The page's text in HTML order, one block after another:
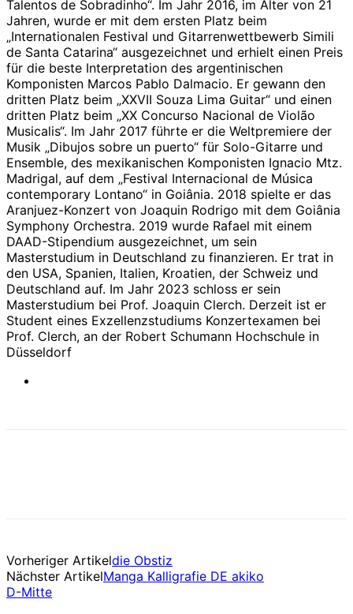
Talentos de Sobradinho“. Im Jahr 2016, im Alter von 21
Jahren, wurde er mit dem ersten Platz beim
„Internationalen Festival und Gitarrenwettbewerb Simili
de Santa Catarina“ ausgezeichnet und erhielt einen Preis
für die beste Interpretation des argentinischen
Komponisten Marcos Pablo Dalmacio. Er gewann den
dritten Platz beim „XXVII Souza Lima Guitar“ und einen
dritten Platz beim „XX Concurso Nacional de Violão
Musicalis“. Im Jahr 2017 führte er die Weltpremiere der
Musik „Dibujos sobre un puerto“ für Solo-Gitarre und
Ensemble, des mexikanischen Komponisten Ignacio Mtz.
Madrigal, auf dem „Festival Internacional de Música
contemporary Lontano“ in Goiânia. 2018 spielte er das
Aranjuez-Konzert von Joaquin Rodrigo mit dem Goiânia
Symphony Orchestra. 2019 wurde Rafael mit einem
DAAD-Stipendium ausgezeichnet, um sein
Masterstudium in Deutschland zu finanzieren. Er trat in
den USA, Spanien, Italien, Kroatien, der Schweiz und
Deutschland auf. Im Jahr 2023 schloss er sein
Masterstudium bei Prof. Joaquin Clerch. Derzeit ist er
Student eines Exzellenzstudiums Konzertexamen bei
Prof. Clerch, an der Robert Schumann Hochschule in
Düsseldorf
Vorheriger Artikeldie Obstiz
Nächster ArtikelManga Kalligrafie DE akiko
D-Mitte